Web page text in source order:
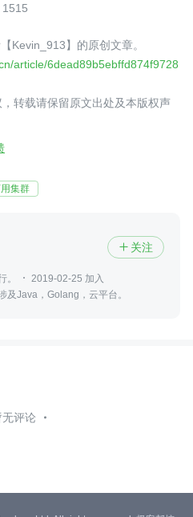
1515
Kevin_913】的原创文章。
article/6dead89b5ebffd874f9728
转载请保留原文出处及本版权声
集群
 关注
。
2019-02-25 加入
及Java，Golang，云平台。
无评论